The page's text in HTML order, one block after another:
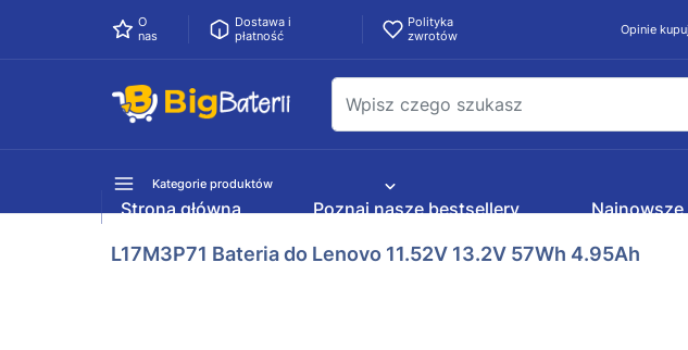
O
nas
Dostawa i
płatność
Polityka
zwrotów
Opinie
Kategorie produktów
Strona główna Poznaj nasze bestsellery
L17M3P71 Bateria do Lenovo 11.52V 13.2V 57Wh 4.95Ah